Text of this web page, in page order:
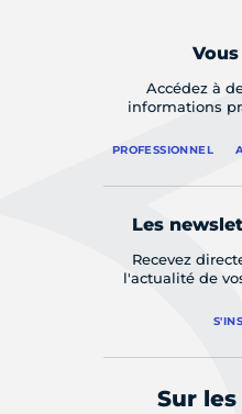
Accédez à
informations
PROFESSIONNEL
Les
Recevez
l'actualité de
Sur